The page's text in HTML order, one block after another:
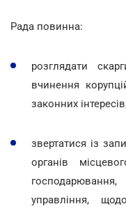
Рада повинна:
розглядати
вчинення
законних
звертатися із
органів
управління,